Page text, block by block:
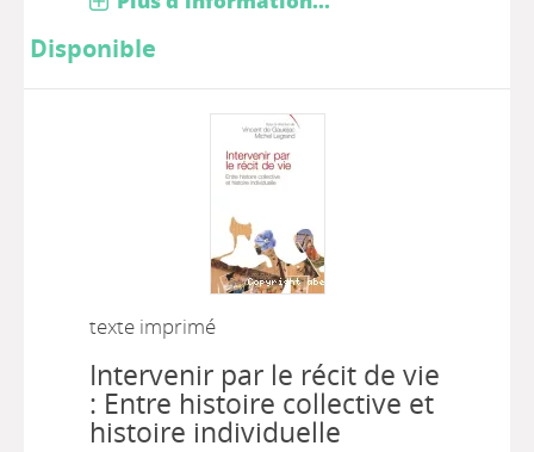
Disponible
texte imprimé
Intervenir par le récit de vie
: Entre histoire collective et
histoire individuelle